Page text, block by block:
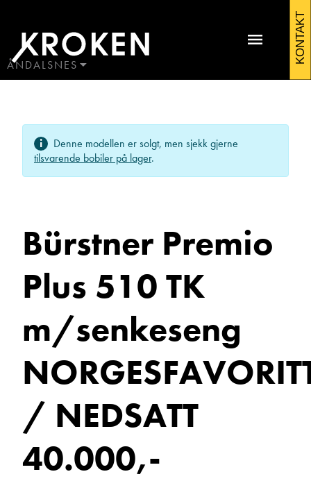
Premio
Plus
TK
m/senkeseng
2022
ÅNDALSNES
ÅLESUND
ÅNDALSNES
KONTAKT
Ole Johan Wenge
Vis epost
Denne modellen er solgt, men sjekk gjerne
tilsvarende bobiler på lager.
Bürstner Premio
Plus 510 TK
m/senkeseng
/ NEDSATT
40.000,-